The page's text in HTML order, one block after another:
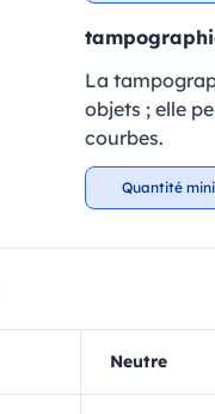
La
objets ; elle
courbes.
Quantité
Neutre